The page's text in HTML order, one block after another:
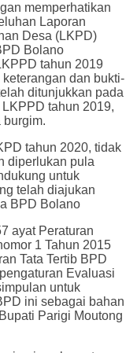
memperhatikan
Laporan
Desa (LKPD)
Bolano
tahun 2019
dan bukti-
ditunjukkan pada
tahun 2019,
burgim.
tahun 2020, tidak
diperlukan pula
untuk
telah diajukan
BPD Bolano
ayat Peraturan
1 Tahun 2015
Tata Tertib BPD
Evaluasi
untuk
ini sebagai bahan
Parigi Moutong